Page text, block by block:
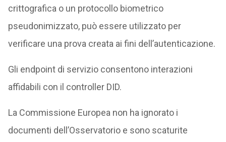
crittografica o un protocollo biometrico
pseudonimizzato, può essere utilizzato per
verificare una prova creata ai fini dell’autenticazione.
Gli endpoint di servizio consentono interazioni
affidabili con il controller DID.
La Commissione Europea non ha ignorato i
documenti dell’Osservatorio e sono scaturite